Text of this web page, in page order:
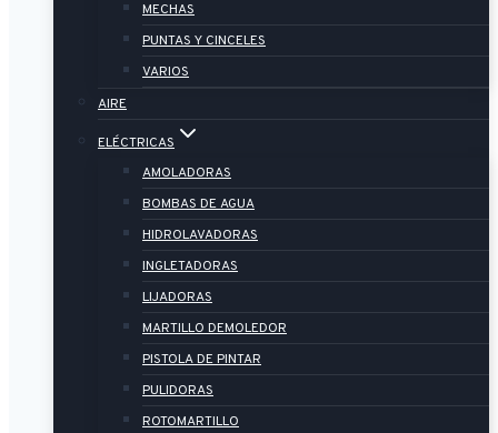
MECHAS
PUNTAS Y CINCELES
VARIOS
AIRE
ELÉCTRICAS
AMOLADORAS
BOMBAS DE AGUA
HIDROLAVADORAS
INGLETADORAS
LIJADORAS
MARTILLO DEMOLEDOR
PISTOLA DE PINTAR
PULIDORAS
ROTOMARTILLO